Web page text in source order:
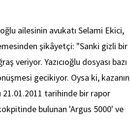
ailesinin avukatı Selami Ekici,
şikâyetçi: "Sanki gizli bir
veriyor. Yazıcıoğlu dosyası bazı
gecikiyor. Oysa ki, kazanın
21.01.2011 tarihinde bir rapor
bulunan 'Argus 5000' ve